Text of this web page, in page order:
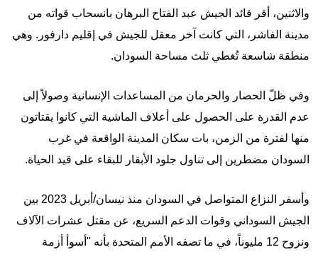
والاثنين، أقر قائد الجيش عبد الفتاح البرهان بانسحاب قواته من
مدينة الفاشر، التي كانت آخر معقل للجيش في إقليم دارفور. وهي
منطقة شاسعة تُغطي ثلث مساحة السودان.
وفي ظلّ الحصار والحرمان من المساعدات الإنسانية وصولاً إلى
عدم القدرة على الحصول على أعلاف الماشية التي كانوا يقتاتون
منها لفترة من الزمن، بات سكان المدينة الواقعة في غرب
السودان مضطرين إلى تناول جلود الأبقار للبقاء على قيد الحياة.
وأسفر النزاع المتواصل في السودان منذ نيسان/أبريل 2023 بين
الجيش السوداني وقوات الدعم السريع، عن مقتل عشرات الآلاف
ونزوح 12 مليوناً، في ما تصفه الأمم المتحدة بأنه "أسوأ أزمة